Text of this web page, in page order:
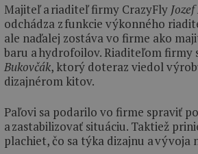
Majiteľ a riaditeľ firmy CrazyFly
odchádza z funkcie výkonného
ale naďalej zostáva vo firme ako
baru a hydrofoilov. Riaditeľom firmy
Bukovčák, ktorý doteraz viedol
dizajnérom kitov.
Paľovi sa podarilo vo firme spraviť
a zastabilizovať situáciu. Taktiež
plachiet, čo sa týka dizajnu a